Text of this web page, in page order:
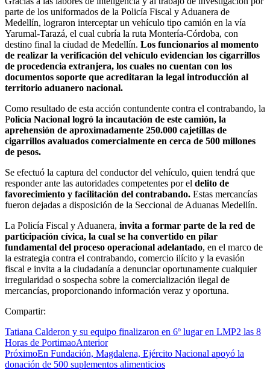
parte de los uniformados de la Policía Fiscal y Aduanera de
Medellín, lograron interceptar un vehículo tipo camión en la vía
Yarumal-Tarazá, el cual cubría la ruta Montería-Córdoba, con
destino final la ciudad de Medellín. Los funcionarios al momento
de realizar la verificación del vehículo evidencian los cigarrillos
de procedencia extranjera, los cuales no cuentan con los
documentos soporte que acreditaran la legal introducción al
territorio aduanero nacional.
Como resultado de esta acción contundente contra el contrabando, la
Policía Nacional logró la incautación de este camión, la
aprehensión de aproximadamente 250.000 cajetillas de
cigarrillos avaluados comercialmente en cerca de 500 millones
de pesos.
Se efectuó la captura del conductor del vehículo, quien tendrá que
responder ante las autoridades competentes por el delito de
favorecimiento y facilitación del contrabando. Estas mercancías
fueron dejadas a disposición de la Seccional de Aduanas Medellín.
La Policía Fiscal y Aduanera, invita a formar parte de la red de
participación cívica, la cual se ha convertido en pilar
fundamental del proceso operacional adelantado, en el marco de
la estrategia contra el contrabando, comercio ilícito y la evasión
fiscal e invita a la ciudadanía a denunciar oportunamente cualquier
irregularidad o sospecha sobre la comercialización ilegal de
mercancías, proporcionando información veraz y oportuna.
Compartir:
Tatiana Calderon y su equipo finalizaron en 6º lugar en LMP2 las 8
Horas de PortimaoAnterior
PróximoEn Fundación, Magdalena, Ejército Nacional apoyó la
donación de 500 suplementos alimenticios